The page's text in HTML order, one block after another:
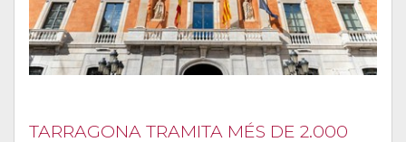
TARRAGONA TRAMITA MÉS DE 2.000